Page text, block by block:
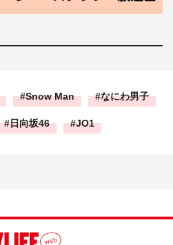
Snow Man なにわ男子
日向坂46 JO1